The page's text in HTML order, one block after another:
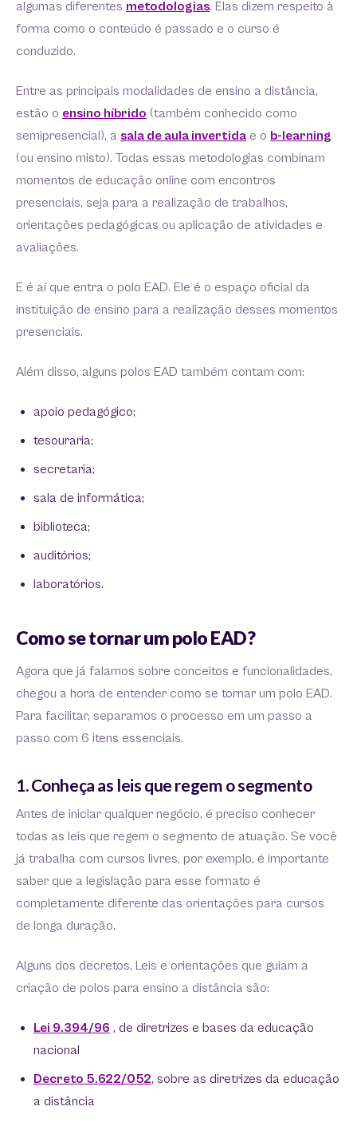
algumas diferentes metodologias. Elas dizem respeito à
forma como o conteúdo é passado e o curso é
conduzido.
Entre as principais modalidades de ensino a distância,
estão o ensino híbrido (também conhecido como
semipresencial), a sala de aula invertida e o b-learning
(ou ensino misto). Todas essas metodologias combinam
momentos de educação online com encontros
presenciais, seja para a realização de trabalhos,
orientações pedagógicas ou aplicação de atividades e
avaliações.
E é aí que entra o polo EAD. Ele é o espaço oficial da
instituição de ensino para a realização desses momentos
presenciais.
Além disso, alguns polos EAD também contam com:
apoio pedagógico;
tesouraria;
secretaria;
sala de informática;
biblioteca;
auditórios;
laboratórios.
Como se tornar um polo EAD?
Agora que já falamos sobre conceitos e funcionalidades,
chegou a hora de entender como se tornar um polo EAD.
Para facilitar, separamos o processo em um passo a
passo com 6 itens essenciais.
1. Conheça as leis que regem o segmento
Antes de iniciar qualquer negócio, é preciso conhecer
todas as leis que regem o segmento de atuação. Se você
já trabalha com cursos livres, por exemplo, é importante
saber que a legislação para esse formato é
completamente diferente das orientações para cursos
de longa duração.
Alguns dos decretos, Leis e orientações que guiam a
criação de polos para ensino a distância são:
Lei 9.394/96 , de diretrizes e bases da educação
nacional
Decreto 5.622/052, sobre as diretrizes da educação
a distância